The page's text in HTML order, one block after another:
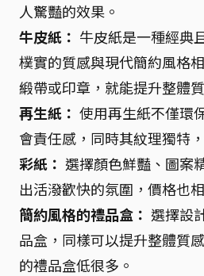
人驚豔的效果。
牛皮紙： 牛皮紙是一種經典
樸實的質感與現代簡約風格
緞帶或印章，就能提升整體
再生紙： 使用再生紙不僅環
會責任感，同時其紋理獨特
彩紙： 選擇顏色鮮豔、圖案
出活潑歡快的氛圍，價格也
簡約風格的禮品盒： 選擇設
品盒，同樣可以提升整體質
的禮品盒低很多。